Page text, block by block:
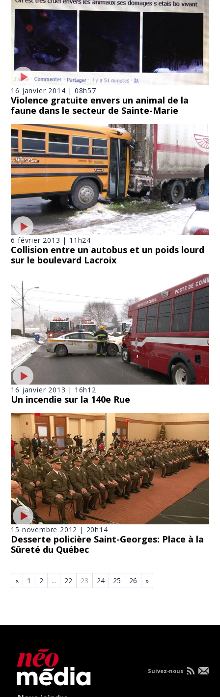
16 janvier 2014 | 08h57
Violence gratuite envers un animal de la
faune dans le secteur de Sainte-Marie
6 février 2013 | 11h24
Collision entre un autobus et un poids lourd
sur le boulevard Lacroix
16 janvier 2013 | 16h12
Un incendie sur la 140e Rue
15 novembre 2012 | 20h14
Desserte policière Saint-Georges: Place à la
Sûreté du Québec
« 1 2 ... 22 23 24 25 26 »
Suivez-nous